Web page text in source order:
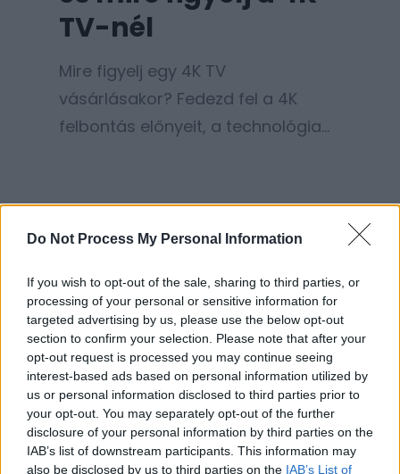
Do Not Process My Personal Information
If you wish to opt-out of the sale, sharing to third parties, or
processing of your personal or sensitive information for
targeted advertising by us, please use the below opt-out
section to confirm your selection. Please note that after your
opt-out request is processed you may continue seeing
interest-based ads based on personal information utilized by
us or personal information disclosed to third parties prior to
your opt-out. You may separately opt-out of the further
disclosure of your personal information by third parties on the
IAB’s list of downstream participants. This information may
also be disclosed by us to third parties on the IAB’s List of
TV-nél
Mire figyelj egy 4K TV
vásárlásakor? Fedezd fel a 4K
felbontás előnyeit, a technológia
Mikor jelent meg az
iPhone 16? Az